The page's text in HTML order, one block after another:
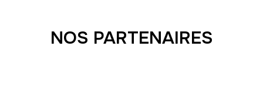
NOS PARTENAIRES